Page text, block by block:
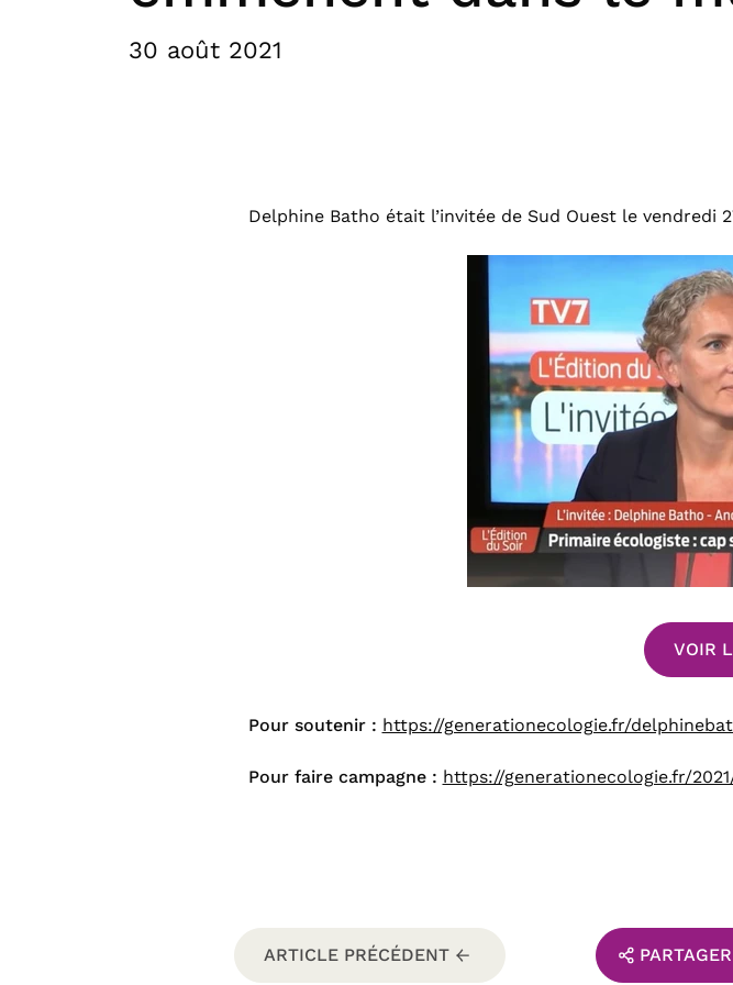
30 août 2021
Delphine Batho était l’invitée de Sud Ouest le vendredi
VOIR
Pour soutenir : https://generationecologie.fr/
Pour faire campagne : https://generationecologie.fr/
ARTICLE PRÉCÉDENT